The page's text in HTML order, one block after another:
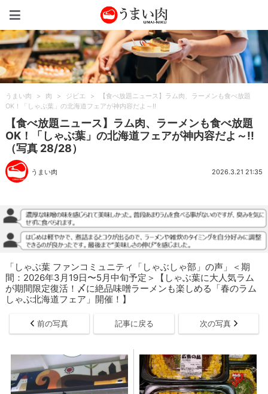
うまい肉 > 肉 > ジビエ >
【食べ放題ニュース】ラム肉、ラーメンも食べ放題
OK！「しゃぶ葉」の北海道フェアが神内容だよ～!!
【食べ放題ニュース】ラム肉、ラーメンも食べ放題
OK！「しゃぶ葉」の北海道フェアが神内容だよ～!!
（写真 28/28）
うまい肉 2026.3.21 21:35
「しゃぶ葉 ファンコミュニティ「しゃぶしゃ部」の声」＜期
間：2026年3月19日〜5月中旬予定＞【しゃぶ葉に大人気ラム
が期間限定復活！〆に絶品味噌ラーメンも楽しめる「春のラム
しゃぶ北海道フェア」開催！】
前の写真 記事に戻る 次の写真